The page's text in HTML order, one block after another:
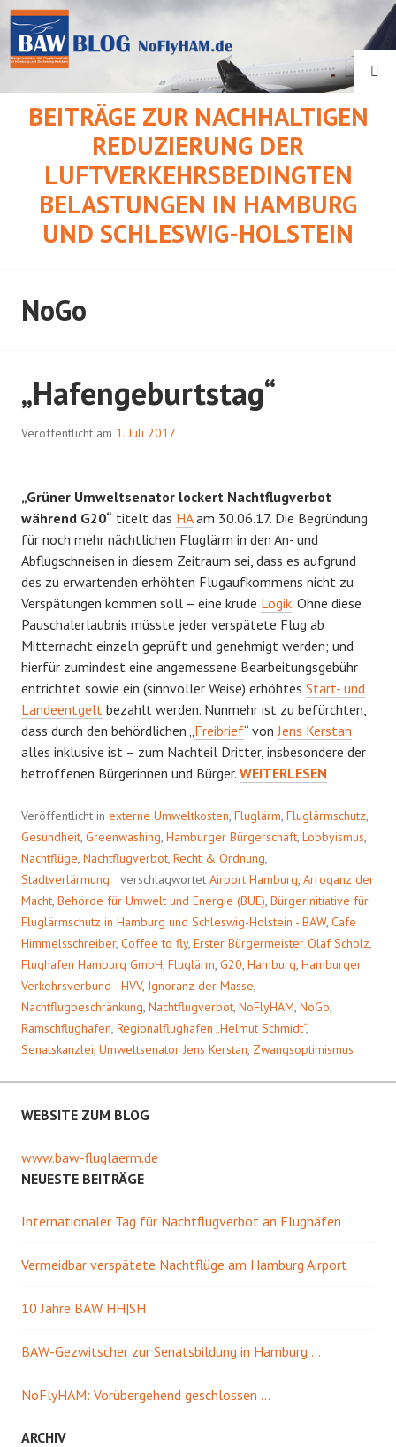
Springe
zum
Inhalt
BEITRÄGE ZUR NACHHALTIGEN
REDUZIERUNG DER
LUFTVERKEHRSBEDINGTEN
BELASTUNGEN IN HAMBURG
UND SCHLESWIG-HOLSTEIN
NoGo
„Hafengeburtstag“
Veröffentlicht am 1. Juli 2017
„Grüner Umweltsenator lockert Nachtflugverbot
während G20“ titelt das HAam 30.06.17. Die Begründung
für noch mehr nächtlichen Fluglärm in den An- und
Abflugschneisen in diesem Zeitraum sei, dass es aufgrund
des zu erwartenden erhöhten Flugaufkommens nicht zu
Verspätungen kommen soll – eine krude Logik. Ohne diese
Pauschalerlaubnis müsste jeder verspätete Flug ab
Mitternacht einzeln geprüft und genehmigt werden; und
hierfür zumindest eine angemessene Bearbeitungsgebühr
entrichtet sowie ein (sinnvoller Weise) erhöhtes Start- und
Landeentgelt bezahlt werden. Nunmehr ist zu befürchten,
dass durch den behördlichen „ Freibrief“ vonJens Kerstan
alles inklusive ist – zum Nachteil Dritter, insbesondere der
betroffenen Bürgerinnen und Bürger. „HAFENGEBURTSTAG“
WEITERLESEN
Veröffentlicht in externe Umweltkosten Fluglärm Fluglärmschutz
Gesundheit Greenwashing Hamburger Bürgerschaft Lobbyismus
Nachtflüge Nachtflugverbot Recht & Ordnung
Stadtverlärmung
verschlagwortet Airport Hamburg Arroganz der
Macht Behörde für Umwelt und Energie (BUE) Bürgerinitiative für
Fluglärmschutz in Hamburg und Schleswig-Holstein - BAW, Cafe
Himmelsschreiber, Coffee to fly, Erster Bürgermeister Olaf Scholz
Flughafen Hamburg GmbH Fluglärm G20 Hamburg Hamburger
Verkehrsverbund - HVV, Ignoranz der Masse
Nachtflugbeschränkung Nachtflugverbot NoFlyHAM NoGo
Ramschflughafen Regionalflughafen „Helmut Schmidt“,
Senatskanzlei Umweltsenator Jens Kerstan Zwangsoptimismus
WEBSITE ZUM BLOG
www.baw-fluglaerm.de
NEUESTE BEITRÄGE
Internationaler Tag für Nachtflugverbot an Flughäfen
Vermeidbar verspätete Nachtflüge am Hamburg Airport
10 Jahre BAW HH|SH
BAW-Gezwitscher zur Senatsbildung in Hamburg …
NoFlyHAM: Vorübergehend geschlossen …
ARCHIV